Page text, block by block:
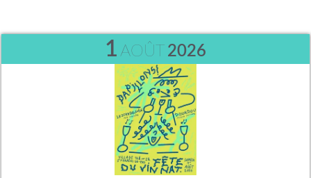
1 AOÛT 2026